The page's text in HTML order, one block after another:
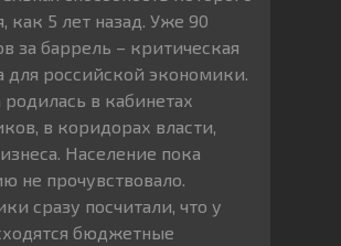
как 5 лет назад. Уже 90
за баррель – критическая
для российской экономики.
родилась в кабинетах
в коридорах власти,
Население пока
не прочувствовало.
сразу посчитали, что у
бюджетные